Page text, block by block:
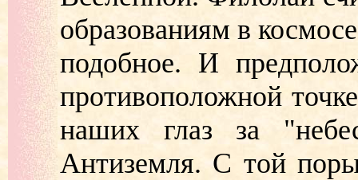
образованиям в
подобное. И
противоположной
наших глаз за
Антиземля. С той